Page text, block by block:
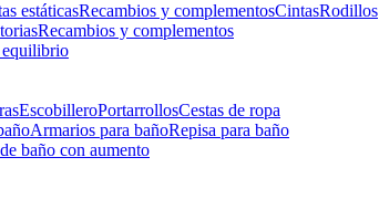
estáticasRecambios y complementosCintasRodillos
Recambios y complementos
equilibrio
EscobilleroPortarrollosCestas de ropa
Armarios para bañoRepisa para baño
baño con aumento